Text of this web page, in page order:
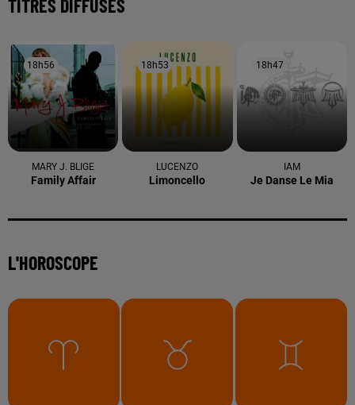
TITRES DIFFUSÉS
18h56
18h56
MARY J. BLIGE
Family Affair
18h53
18h53
LUCENZO
Limoncello
18h47
18h47
IAM
Je Danse Le Mia
L'HOROSCOPE